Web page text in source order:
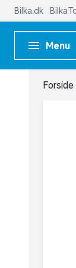
Bilka.dk
Menu
Forside